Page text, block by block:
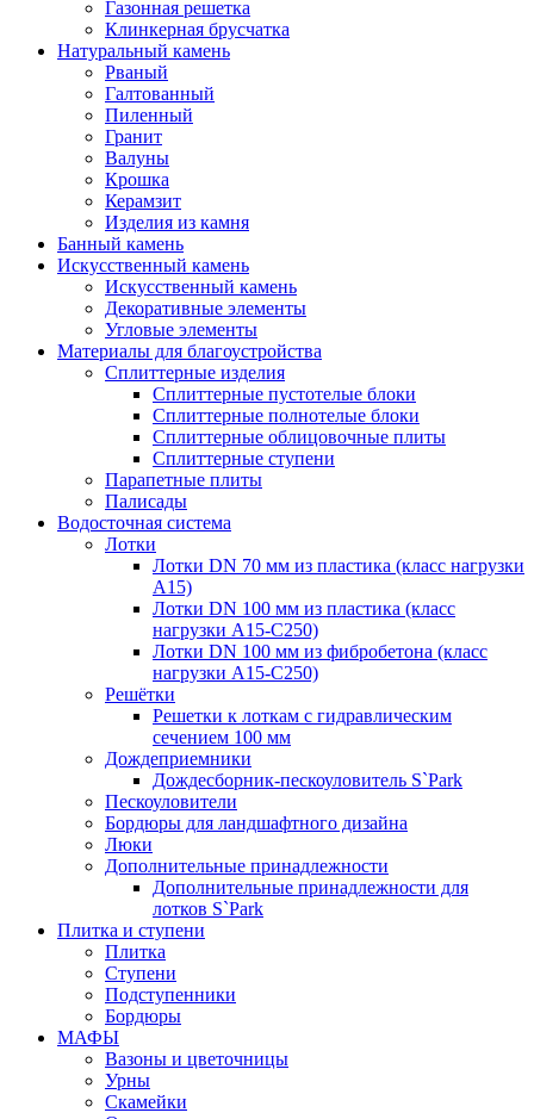
Газонная решетка
Клинкерная брусчатка
Натуральный камень
Рваный
Галтованный
Пиленный
Гранит
Валуны
Крошка
Керамзит
Изделия из камня
Банный камень
Искусственный камень
Искусственный камень
Декоративные элементы
Угловые элементы
Материалы для благоустройства
Сплиттерные изделия
Сплиттерные пустотелые блоки
Сплиттерные полнотелые блоки
Сплиттерные облицовочные плиты
Сплиттерные ступени
Парапетные плиты
Палисады
Водосточная система
Лотки
Лотки DN 70 мм из пластика (класс нагрузки
А15)
Лотки DN 100 мм из пластика (класс
нагрузки А15-С250)
Лотки DN 100 мм из фибробетона (класс
нагрузки А15-С250)
Решётки
Решетки к лоткам с гидравлическим
сечением 100 мм
Дождеприемники
Дождесборник-пескоуловитель S`Park
Пескоуловители
Бордюры для ландшафтного дизайна
Люки
Дополнительные принадлежности
Дополнительные принадлежности для
лотков S`Park
Плитка и ступени
Плитка
Ступени
Подступенники
Бордюры
МАФЫ
Вазоны и цветочницы
Урны
Скамейки